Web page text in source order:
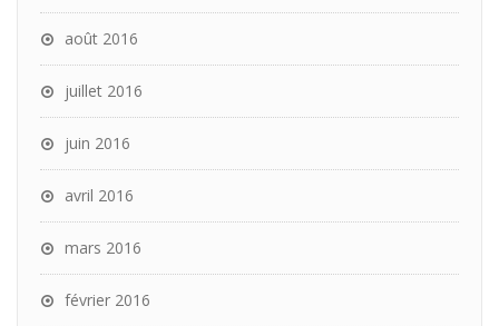
août 2016
juillet 2016
juin 2016
avril 2016
mars 2016
février 2016